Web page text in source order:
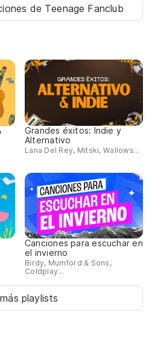
de Teenage Fanclub
Grandes éxitos: Indie y
Alternativo
Lana Del Rey, Mitski, Wallows...
Canciones para escuchar en
el invierno
Birdy, Mumford & Sons,
Coldplay...
playlists